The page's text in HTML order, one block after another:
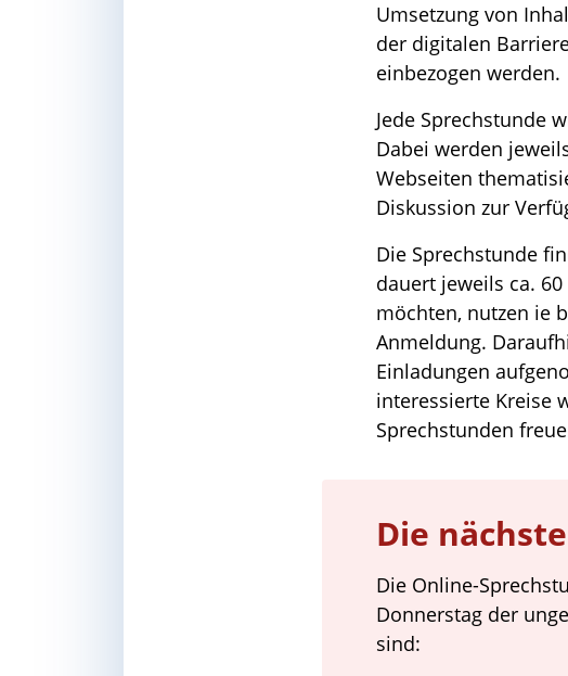
Umsetzung von
der digitalen
einbezogen werden.
Jede Sprechstunde
Dabei werden
Webseiten
Diskussion zur
Die Sprechstunde
dauert jeweils ca.
möchten, nutzen ie
Anmeldung.
Einladungen
interessierte Kreise
Sprechstunden
Die
Die Online-
Donnerstag der
sind: